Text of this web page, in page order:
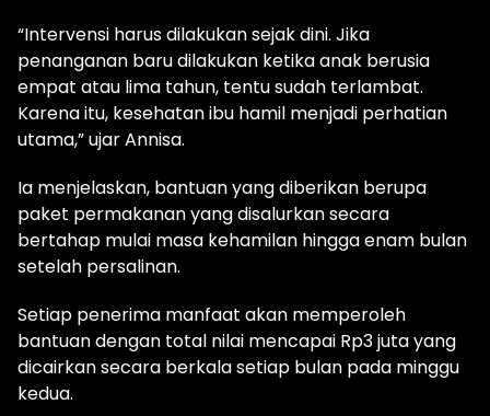
“Intervensi harus dilakukan sejak dini. Jika
penanganan baru dilakukan ketika anak berusia
empat atau lima tahun, tentu sudah terlambat.
Karena itu, kesehatan ibu hamil menjadi perhatian
utama,” ujar Annisa.
Ia menjelaskan, bantuan yang diberikan berupa
paket permakanan yang disalurkan secara
bertahap mulai masa kehamilan hingga enam bulan
setelah persalinan.
Setiap penerima manfaat akan memperoleh
bantuan dengan total nilai mencapai Rp3 juta yang
dicairkan secara berkala setiap bulan pada minggu
kedua.